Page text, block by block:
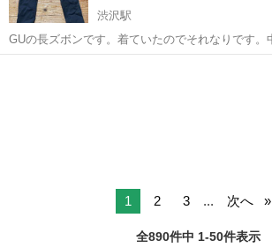
渋沢駅
GUの長ズボンです。着ていたのでそれなりです。
理解いただき宜しくお願い致します。
1 2 3 ... 次へ
全890件中 1-50件表示